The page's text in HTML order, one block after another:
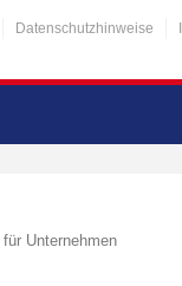
Datenschutzhinweise
Unternehmen